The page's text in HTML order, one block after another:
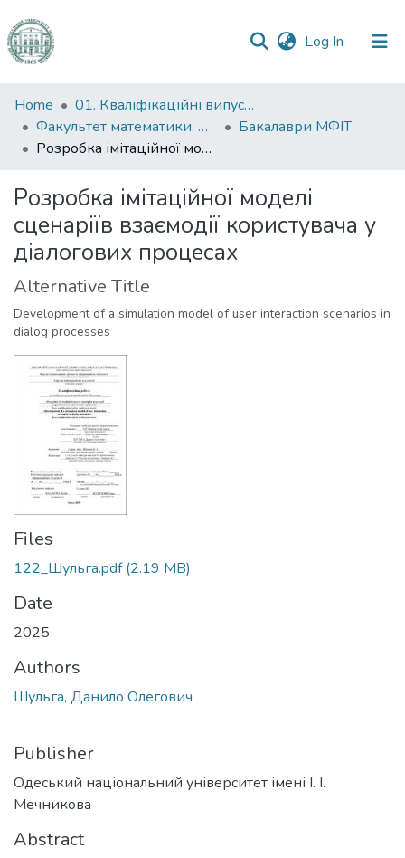
Log In (current)
Communities
&
Collections
Statistics
Home
01. Кваліфікаційні випускні роботи здобувачів вищої освіти
Факультет математики, фізики та інформаційних технологій
Бакалаври МФІТ
Розробка імітаційної моделі сценаріїв взаємодії користувача у діалогових процесах
Розробка імітаційної моделі
сценаріїв взаємодії користувача у
діалогових процесах
Alternative Title
Development of a simulation model of user interaction scenarios in
dialog processes
Files
122_Шульга.pdf(2.19 MB)
Date
2025
Authors
Шульга, Данило Олегович
Publisher
Одеський національний університет імені І. І.
Мечникова
Abstract